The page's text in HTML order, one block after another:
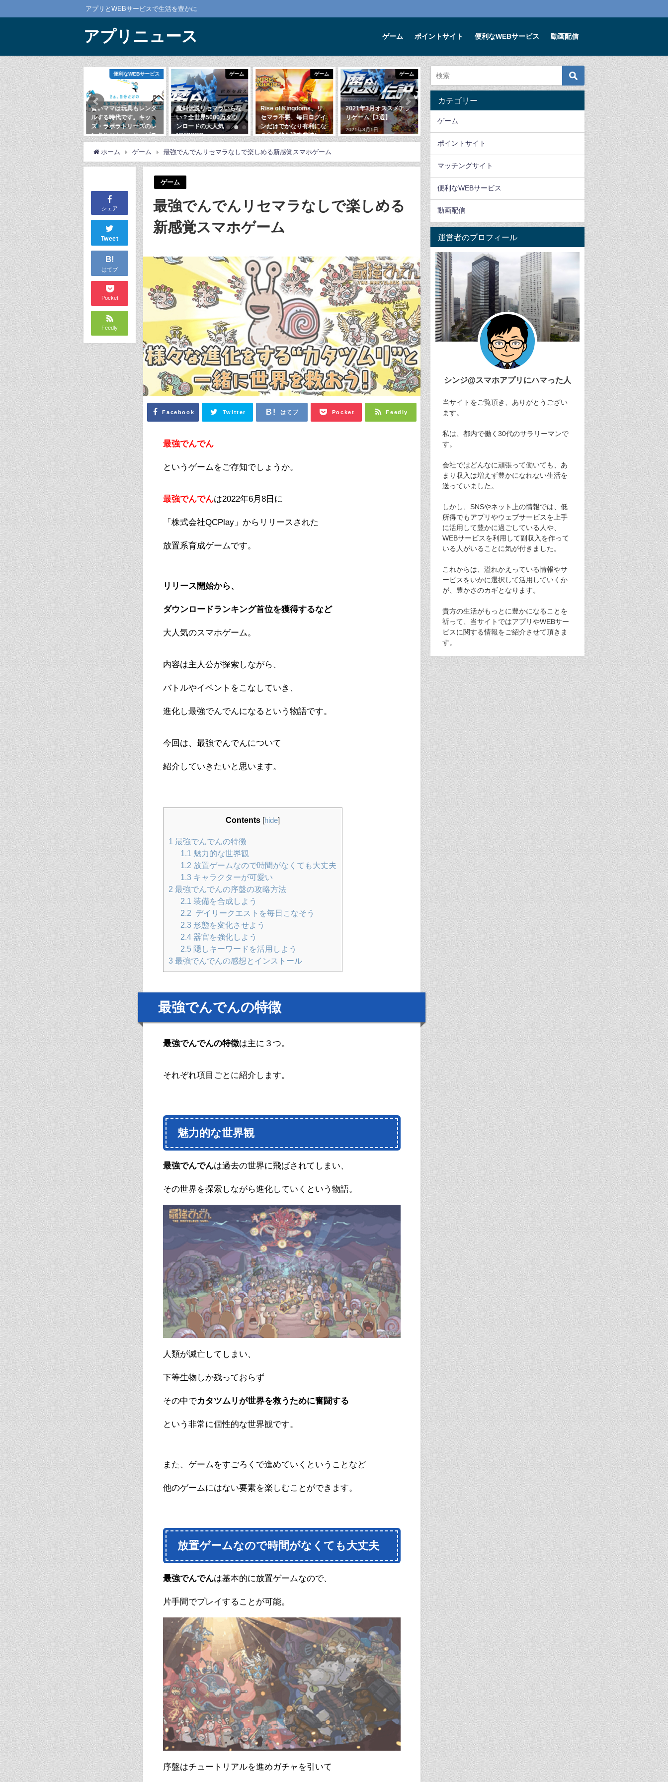
アプリとWEBサービスで生活を豊かに
アプリニュース ゲーム ポイントサイト 便利なWEBサービス 動画配信
ビス
し
の
便利なWEBサービス
賢いママは玩具もレンタ
ルする時代です。キッ
ズ・ラボラトリーズのレ
ンタルおもちゃサービス
2020年2月4日
魔剣伝説リセマラいらな
い？全世界5000万ダウ
ンロードの大人気
MMORPG
Rise of Kingdoms、リ
セマラ不要、毎日ログイ
ンだけでかなり有利にな
る良心的な戦略趣味レー
ションゲーム
2020年12月11日
ゲーム
2021年3月オススメアプ
リゲーム【3選】
2021年3月1日
便利なWEBサービス
動画で商品レビューを見
ながらお小遣い稼ぎもで
きる?ViiBeeとは!?
2020年3月21日
2020年2月1日
便利なWEBサービス
親や祖父母にオススメし
たい、Eパークくすりの
便利な
賢いママは玩
ルする時代で
ズ・ラボラト
ンタルおもち
2020年2月4日
ホーム ゲーム 最強でんでんリセマラなしで楽しめる新感覚スマホゲーム
シェア
Tweet
B!
はてブ
Pocket
Feedly
ゲーム
最強でんでんリセマラなしで楽しめる
新感覚スマホゲーム
Facebook Twitter はてブ Pocket Feedly
最強でんでん
というゲームをご存知でしょうか。
最強でんでんは2022年6 月 8 日に
「株式会社QCPlay 」からリリースされた
放置系育成ゲームです。
リリース開始から、
ダウンロードランキング首位を獲得するなど
大人気のスマホゲーム。
内容は主人公が探索しながら、
バトルやイベントをこなしていき、
進化し最強でんでんになるという物語です。
今回は、最強でんでんについて
紹介していきたいと思います。
Contents [hide]
1 最強でんでんの特徴
1.1
魅力的な世界観
1.2 放置ゲームなので時間がなくても大丈夫
1.3 キャラクターが可愛い
2 最強でんでんの序盤の攻略方法
2.1
装備を合成しよう
2.2 デイリークエストを毎日こなそう
2.3 形態を変化させよう
2.4 器官を強化しよう
2.5 隠しキーワードを活用しよう
3 最強でんでんの感想とインストール
最強でんでんの特徴
最強でんでんの特徴は主に３つ。
それぞれ項目ごとに紹介します。
魅力的な世界観
最強でんでんは過去の世界に飛ばされてしまい、
その世界を探索しながら進化していくという物語。
人類が滅亡してしまい、
下等生物しか残っておらず
その中でカタツムリが世界を救うために奮闘する
という非常に個性的な世界観です。
また、ゲームをすごろくで進めていくということなど
他のゲームにはない要素を楽しむことができます。
放置ゲームなので時間がなくても大丈夫
最強でんでんは基本的に放置ゲームなので、
片手間でプレイすることが可能。
序盤はチュートリアルを進めガチャを引いて
カテゴリー
ゲーム
ポイントサイト
マッチングサイト
便利なWEBサービス
動画配信
運営者のプロフィール
シンジ@スマホアプリにハマった人
当サイトをご覧頂き、ありがとうござい
ます。
私は、都内で働く30代のサラリーマンで
す。
会社ではどんなに頑張って働いても、あ
まり収入は増えず豊かになれない生活を
送っていました。
しかし、SNSやネット上の情報では、低
所得でもアプリやウェブサービスを上手
に活用して豊かに過ごしている人や、
WEBサービスを利用して副収入を作って
いる人がいることに気が付きました。
これからは、溢れかえっている情報やサ
ービスをいかに選択して活用していくか
が、豊かさのカギとなります。
貴方の生活がもっとに豊かになることを
祈って、当サイトではアプリやWEBサー
ビスに関する情報をご紹介させて頂きま
す。